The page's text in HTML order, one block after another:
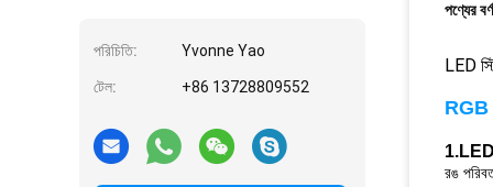
পরিচিতি: Yvonne Yao
টেল: +86 13728809552
পণ্যের
LED
RGB
1.LED
রঙ